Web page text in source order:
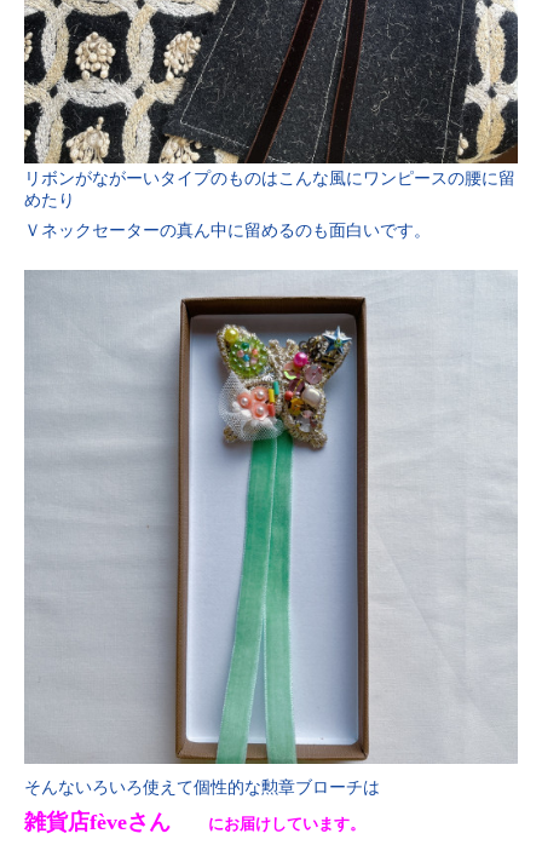
リボンがながーいタイプのものはこんな風にワンピースの腰に留
めたり
Ｖネックセーターの真ん中に留めるのも面白いです。
そんないろいろ使えて個性的な勲章ブローチは
雑貨店fèveさん
にお届けしています。